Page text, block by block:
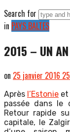
Search for
in PAYS BALTES
2015 – UN AN
on 25 janvier 2016
Après l’Estonie et
passée dans le
Retour rapide
capitale, le